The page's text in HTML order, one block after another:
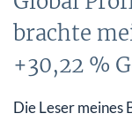
brachte
+30,22 %
Die Leser meines